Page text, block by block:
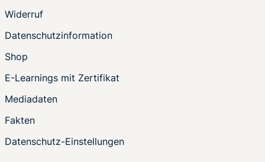
Widerruf
Datenschutzinformation
Shop
E-Learnings mit Zertifikat
Mediadaten
Fakten
Datenschutz-Einstellungen